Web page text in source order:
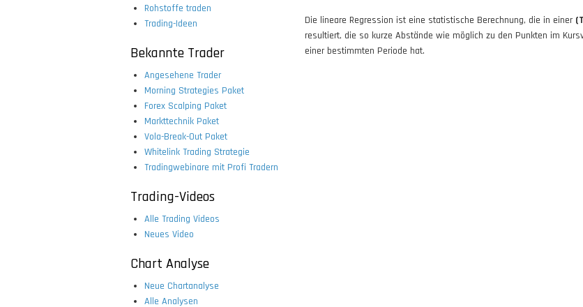
Rohstoffe traden
Trading-Ideen
Bekannte Trader
Angesehene Trader
Morning Strategies Paket
Forex Scalping Paket
Markttechnik Paket
Vola-Break-Out Paket
Whitelink Trading Strategie
Tradingwebinare mit Profi Tradern
Trading-Videos
Alle Trading Videos
Neues Video
Chart Analyse
Neue Chartanalyse
Alle Analysen
Die lineare Regression ist eine statistische Berechnung, die in einer
resultiert, die so kurze Abstände wie möglich zu den Punkten im
einer bestimmten Periode hat.